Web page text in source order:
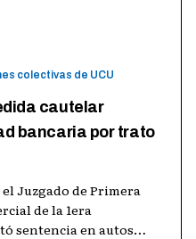
colectivas de UCU
cautelar
bancaria por trato
el Juzgado de Primera
de la 1era
sentencia en autos